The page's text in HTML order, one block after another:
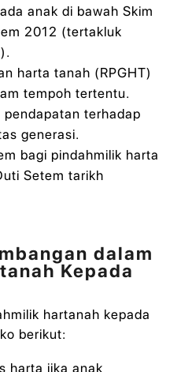
anak di bawah Skim
2012 (tertakluk
harta tanah (RPGHT)
tempoh tertentu.
terhadap
generasi.
bagi pindahmilik harta
Setem tarikh
dalam
Kepada
hartanah kepada
berikut:
harta jika anak